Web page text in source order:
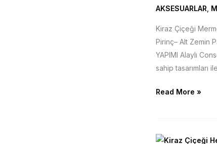
AKSESUARLAR,
Kiraz Çiçeği
Pirinç– Alt Zemin
YAPIMI Alaylı
sahip tasarımları
Şekerlik
Read More »
Kiraz